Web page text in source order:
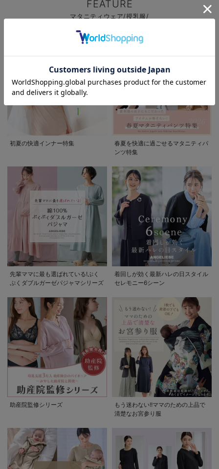
FEATURE
マタニティウェア/授乳服/
初夏の快適インナー特集
春夏を快適に過ごせるマタニティパ
ンツ特集
先輩ママに最も選ばれている!ぷく
ぷくダブルガーゼパジャマシリーズ
着回しが効く最新ハレの日スタイル
セレモニー6シーン
助産院監修シリーズ
もう迷わない!!ママのための上品で
清楚なお宮参り服
お気に入り商品を確認する